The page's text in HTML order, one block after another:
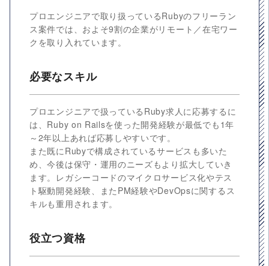
プロエンジニアで取り扱っているRubyのフリーラン
ス案件では、およそ9割の企業がリモート／在宅ワー
クを取り入れています。
必要なスキル
プロエンジニアで扱っているRuby求人に応募するに
は、Ruby on Railsを使った開発経験が最低でも1年
～2年以上あれば応募しやすいです。
また既にRubyで構成されているサービスも多いた
め、今後は保守・運用のニーズもより拡大していき
ます。レガシーコードのマイクロサービス化やテス
ト駆動開発経験、またPM経験やDevOpsに関するス
キルも重用されます。
役立つ資格